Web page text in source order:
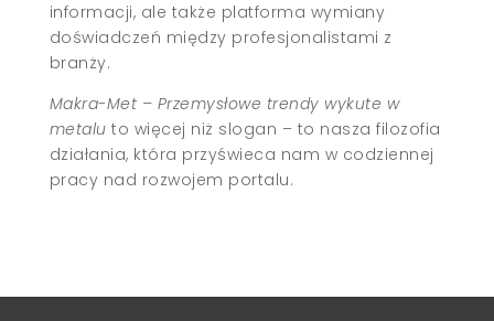
informacji, ale także platforma wymiany
doświadczeń między profesjonalistami z
branży.
Makra-Met – Przemysłowe trendy wykute w
metalu to więcej niż slogan – to nasza filozofia
działania, która przyświeca nam w codziennej
pracy nad rozwojem portalu.